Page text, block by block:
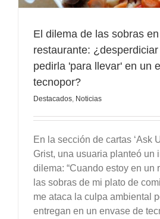
El dilema de las sobras
restaurante:
pedirla 'para llevar' en un
tecnopor?
Destacados, Noticias
En la sección de cartas ‘Ask
Grist, una usuaria planteó un
dilema: “Cuando estoy en un
las sobras de mi plato de
me ataca la culpa ambiental
entregan en un envase de